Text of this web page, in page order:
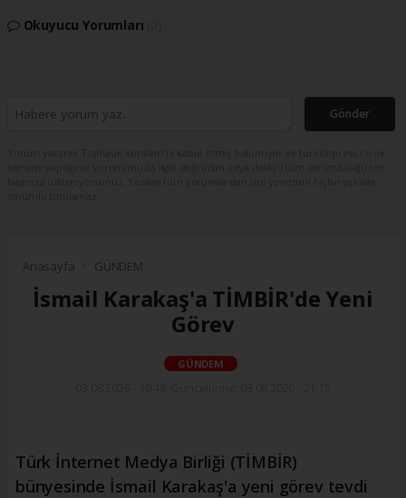
Okuyucu Yorumları
Gönder
Anasayfa GÜNDEM
İsmail Karakaş'a TİMBİR'de Yeni
Görev
GÜNDEM
Türk İnternet Medya Birliği (TİMBİR)
bünyesinde İsmail Karakaş'a yeni görev tevdi